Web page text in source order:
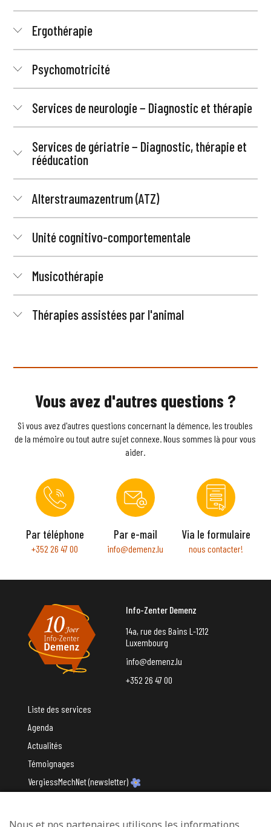
Ergothérapie
Psychomotricité
Services de neurologie − Diagnostic et thérapie
Services de gériatrie − Diagnostic, thérapie et
rééducation
Alterstraumazentrum (ATZ)
Unité cognitivo-comportementale
Musicothérapie
Thérapies assistées par l'animal
Vous avez d'autres questions ?
Si vous avez d'autres questions concernant la démence, les troubles
de la mémoire ou tout autre sujet connexe. Nous sommes là pour vous
aider.
Par téléphone
+352 26 47 00
Par e-mail
info@demenz.lu
Via le formulaire
nous contacter!
Info-Zenter Demenz
14a, rue des Bains L-1212
Luxembourg
info@demenz.lu
+352 26 47 00
Liste des services
Agenda
Actualités
Témoignages
VergiessMechNet (newsletter)